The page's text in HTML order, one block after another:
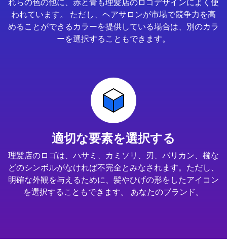
れらの色の他に、赤と青も理髪店のロゴデザインによく使
われています。 ただし、ヘアサロンが市場で競争力を高
めることができるカラーを提供している場合は、別のカラ
ーを選択することもできます。
適切な要素を選択する
理髪店のロゴは、ハサミ、カミソリ、刃、バリカン、櫛な
どのシンボルがなければ不完全とみなされます。ただし、
明確な外観を与えるために、髪やひげの形をしたアイコン
を選択することもできます。 あなたのブランド。